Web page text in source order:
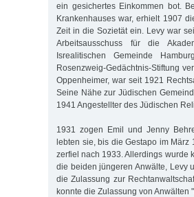
ein gesichertes Einkommen bot.
Krankenhauses war, erhielt 1907
Zeit in die Sozietät ein. Levy war
Arbeitsausschuss für die
Isrealitischen Gemeinde
Rosenzweig-Gedächtnis-Stiftung
Oppenheimer, war seit 1921
Seine Nähe zur Jüdischen
1941 Angestellter des Jüdischen
1931 zogen Emil und Jenny
lebten sie, bis die Gestapo im März
zerfiel nach 1933. Allerdings wurde
die beiden jüngeren Anwälte, Levy
die Zu­las­sung zur
konnte die Zulassung von Anwälten